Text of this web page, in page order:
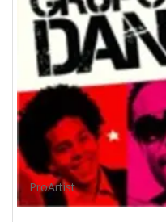
ProArtist